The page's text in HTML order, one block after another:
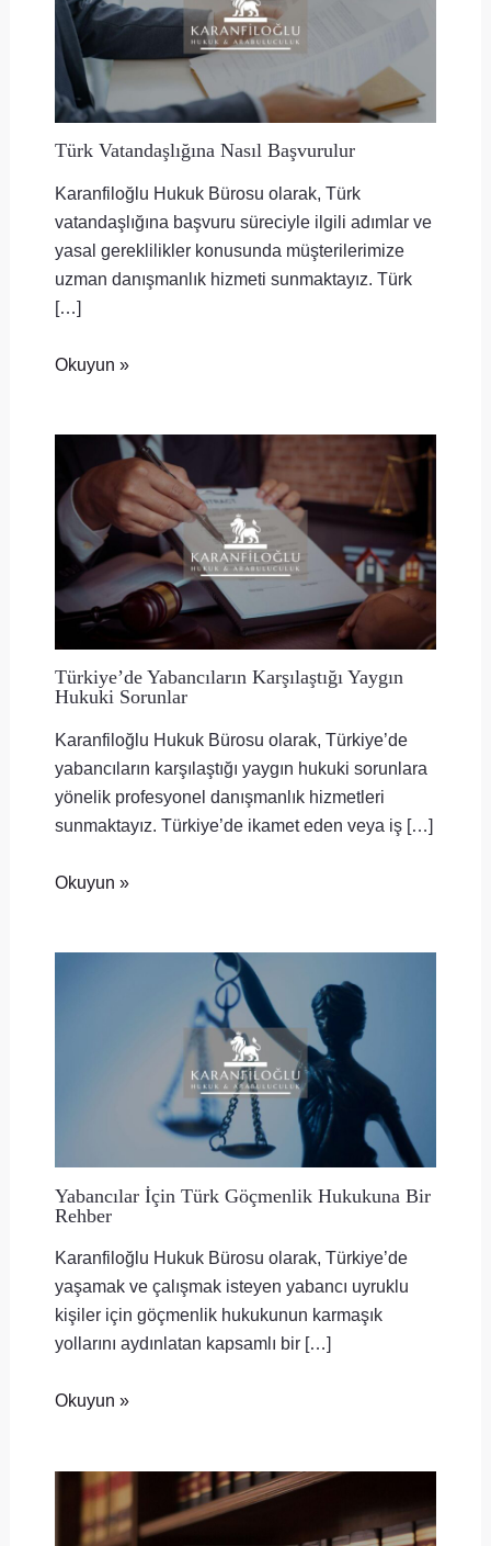
Türk Vatandaşlığına Nasıl Başvurulur
Karanfiloğlu Hukuk Bürosu olarak, Türk
vatandaşlığına başvuru süreciyle ilgili adımlar ve
yasal gereklilikler konusunda müşterilerimize
uzman danışmanlık hizmeti sunmaktayız. Türk
[…]
Okuyun »
Türkiye’de Yabancıların Karşılaştığı Yaygın
Hukuki Sorunlar
Karanfiloğlu Hukuk Bürosu olarak, Türkiye’de
yabancıların karşılaştığı yaygın hukuki sorunlara
yönelik profesyonel danışmanlık hizmetleri
sunmaktayız. Türkiye’de ikamet eden veya iş […]
Okuyun »
Yabancılar İçin Türk Göçmenlik Hukukuna Bir
Rehber
Karanfiloğlu Hukuk Bürosu olarak, Türkiye’de
yaşamak ve çalışmak isteyen yabancı uyruklu
kişiler için göçmenlik hukukunun karmaşık
yollarını aydınlatan kapsamlı bir […]
Okuyun »